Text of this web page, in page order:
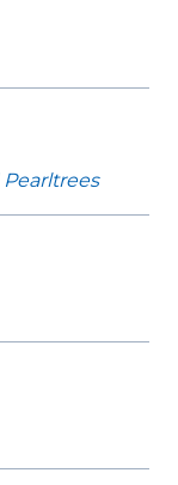
Pearltrees